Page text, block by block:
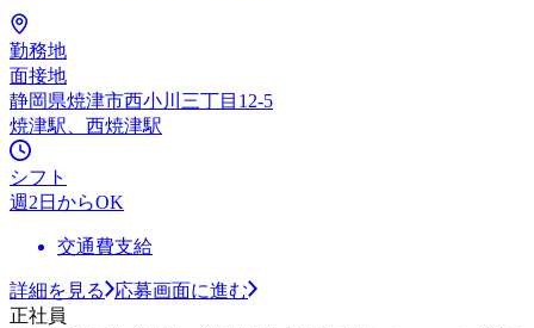
勤務地
面接地
静岡県焼津市西小川三丁目12-5
焼津駅、西焼津駅
シフト
週2日からOK
交通費支給
詳細を見る
応募画面に進む
正社員